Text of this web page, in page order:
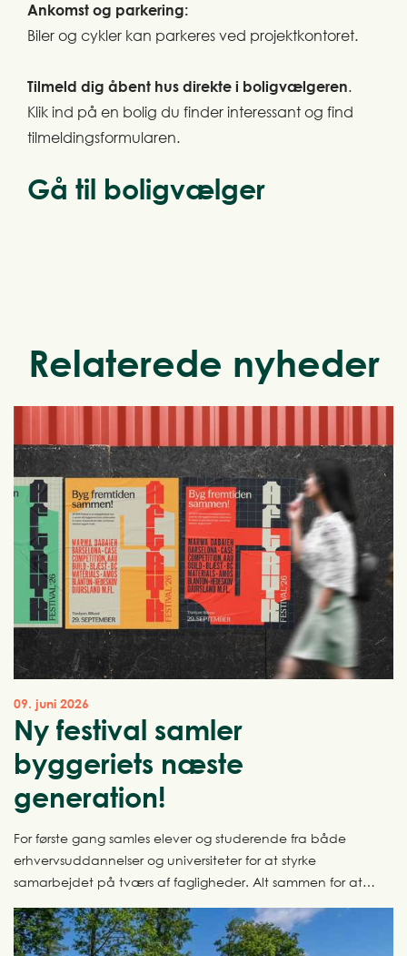
Ankomst og parkering:
Biler og cykler kan parkeres ved projektkontoret.
Tilmeld dig åbent hus direkte i boligvælgeren.
Klik ind på en bolig du finder interessant og find
tilmeldingsformularen.
Gå til boligvælger
Relaterede nyheder
09. juni 2026
Ny festival samler
byggeriets næste
generation!
For første gang samles elever og studerende fra både
erhvervsuddannelser og universiteter for at styrke
samarbejdet på tværs af fagligheder. Alt sammen for at
AFTRYK Festival, der afholdes for første gang den 29.
september 2026.